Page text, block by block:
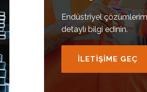
Endüstriyel
detaylı bilgi edinin.
İLETİŞİME GEÇ